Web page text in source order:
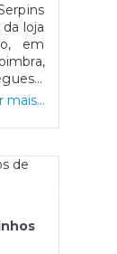
de
lhes
dia
loja
em
das
loja
uma
se
mais...